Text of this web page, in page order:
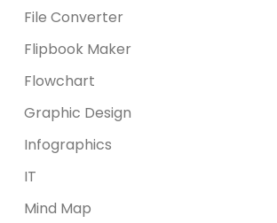
File Converter
Flipbook Maker
Flowchart
Graphic Design
Infographics
IT
Mind Map